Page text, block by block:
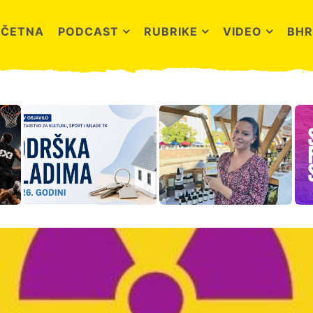
PODCAST RUBRIKE VIDEO